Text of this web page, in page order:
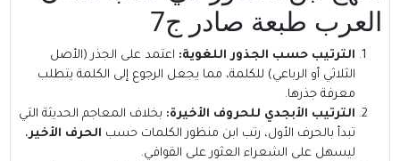
العرب طبعة صادر ج7
الترتيب حسب الجذور اللغوية: اعتمد على الجذر (الأصل
الثلاثي أو الرباعي) للكلمة، مما يجعل الرجوع إلى الكلمة يتطلب
معرفة جذرها.
الترتيب الأبجدي للحروف الأخيرة: بخلاف المعاجم الحديثة التي
تبدأ بالحرف الأول، رتب ابن منظور الكلمات حسب الحرف الأخير ،
ليسهل على الشعراء العثور على القوافي.